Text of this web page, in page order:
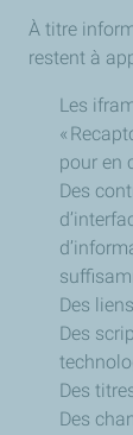
À titre
restent à
Les
«
pour en
Des
Des
Des
Des
Des